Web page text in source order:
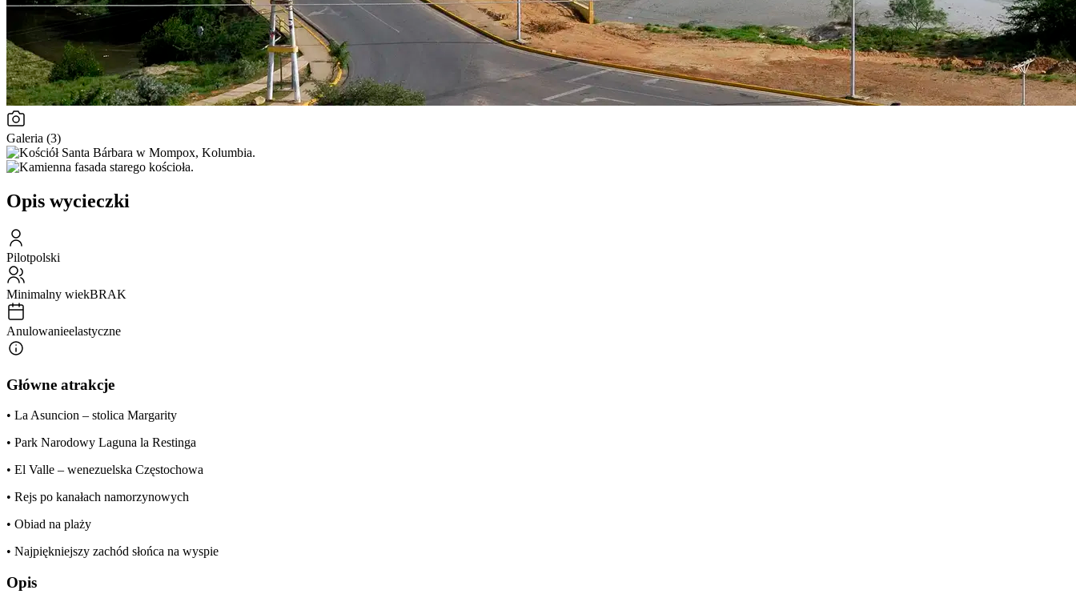
Galeria (3)
Opis wycieczki
Pilotpolski
Minimalny wiekBRAK
Anulowanieelastyczne
Główne atrakcje
• La Asuncion – stolica Margarity
• Park Narodowy Laguna la Restinga
• El Valle – wenezuelska Częstochowa
• Rejs po kanałach namorzynowych
• Obiad na plaży
• Najpiękniejszy zachód słońca na wyspie
Opis